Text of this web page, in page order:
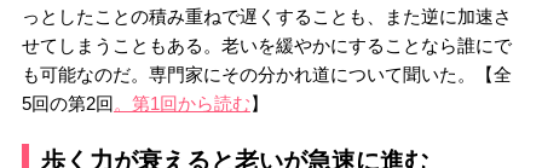
っとしたことの積み重ねで遅くすることも、また逆に加速さ
せてしまうこともある。老いを緩やかにすることなら誰にで
も可能なのだ。専門家にその分かれ道について聞いた。【全
5回の第2回。第1回から読む】
歩く力が衰えると老いが急速に進む